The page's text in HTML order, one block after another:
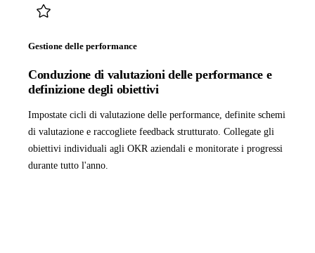
Gestione delle performance
Conduzione di valutazioni delle performance e
definizione degli obiettivi
Impostate cicli di valutazione delle performance, definite schemi
di valutazione e raccogliete feedback strutturato. Collegate gli
obiettivi individuali agli OKR aziendali e monitorate i progressi
durante tutto l'anno.